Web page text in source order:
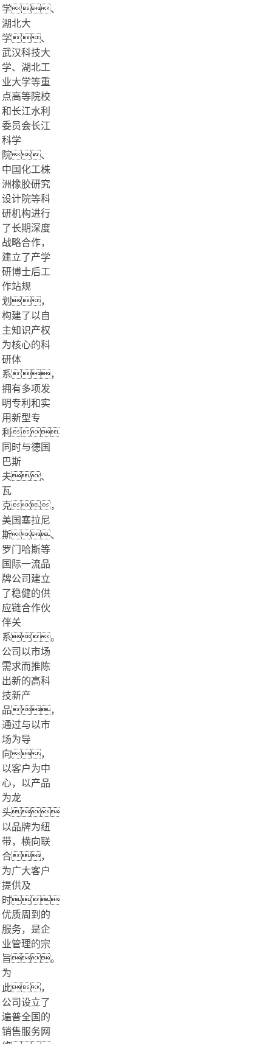
学、
湖北大
学、
武汉科技大
学、湖北工
业大学等重
点高等院校
和长江水利
委员会长江
科学
院、
中国化工株
洲橡胶研究
设计院等科
研机构进行
了长期深度
战略合作，
建立了产学
研博士后工
作站规
划，
构建了以自
主知识产权
为核心的科
研体
系，
拥有多项发
明专利和实
用新型专
利，
同时与德国
巴斯
夫、
瓦
克，
美国塞拉尼
斯、
罗门哈斯等
国际一流品
牌公司建立
了稳健的供
应链合作伙
伴关
系。
公司以市场
需求而推陈
出新的高科
技新产
品，
通过与以市
场为导
向，
以客户为中
心，以产品
为龙
头，
以品牌为纽
带，横向联
合，
为广大客户
提供及
时、
优质周到的
服务，是企
业管理的宗
旨。
为
此，
公司设立了
遍普全国的
销售服务网